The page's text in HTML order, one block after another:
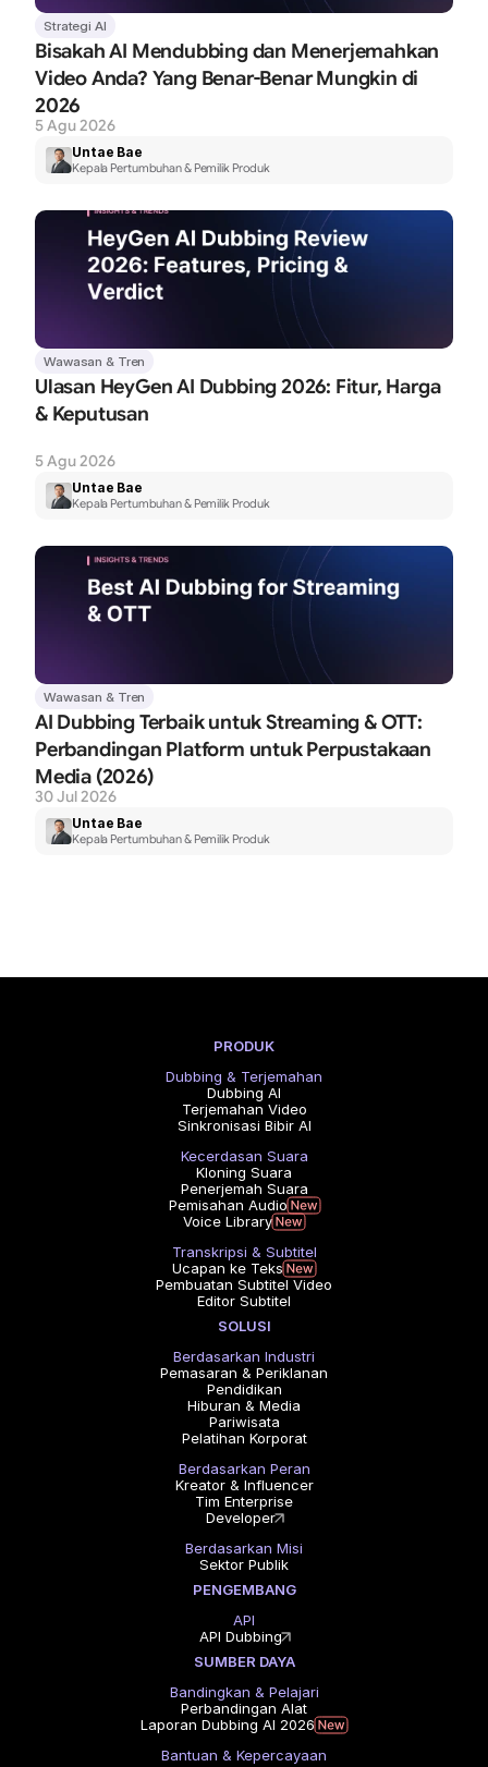
Strategi AI
Bisakah AI Mendubbing dan Menerjemahkan
Video Anda? Yang Benar-Benar Mungkin di
2026
5 Agu 2026
Untae Bae
Kepala Pertumbuhan & Pemilik Produk
Wawasan & Tren
Ulasan HeyGen AI Dubbing 2026: Fitur, Harga
& Keputusan
5 Agu 2026
Untae Bae
Kepala Pertumbuhan & Pemilik Produk
Wawasan & Tren
AI Dubbing Terbaik untuk Streaming & OTT:
Perbandingan Platform untuk Perpustakaan
Media (2026)
30 Jul 2026
Untae Bae
Kepala Pertumbuhan & Pemilik Produk
PRODUK
Dubbing & Terjemahan
Dubbing AI
Terjemahan Video
Sinkronisasi Bibir AI
Kecerdasan Suara
Kloning Suara
Penerjemah Suara
Pemisahan Audio
Voice Library
Transkripsi & Subtitel
Ucapan ke Teks
Pembuatan Subtitel Video
Editor Subtitel
SOLUSI
Berdasarkan Industri
Pemasaran & Periklanan
Pendidikan
Hiburan & Media
Pariwisata
Pelatihan Korporat
Berdasarkan Peran
Kreator & Influencer
Tim Enterprise
Developer
Berdasarkan Misi
Sektor Publik
PENGEMBANG
API
API Dubbing
SUMBER DAYA
Bandingkan & Pelajari
Perbandingan Alat
Laporan Dubbing AI 2026
Bantuan & Kepercayaan